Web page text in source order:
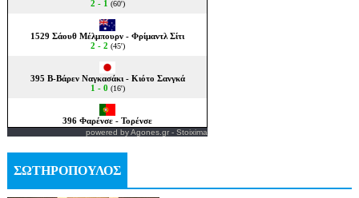
powered byAgones.gr- Stoixima
ΣΩΤΗΡΟΠΟΥΛΟΣ